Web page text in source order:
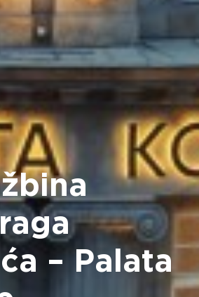
– Palata